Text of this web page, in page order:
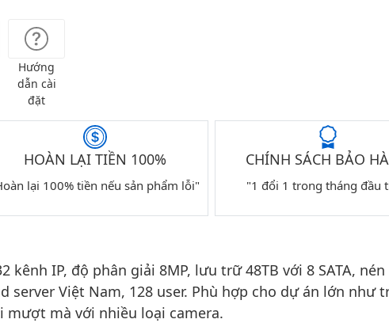
Hướng
dẫn cài
đặt
HOÀN LẠI TIỀN 100%
lại 100% tiền nếu sản phẩm lỗi"
CHÍNH SÁCH BẢO
"1 đổi 1 trong tháng đầu
kênh IP, độ phân giải 8MP, lưu trữ 48TB với 8 SATA, nén
server Việt Nam, 128 user. Phù hợp cho dự án lớn như
mượt mà với nhiều loại camera.